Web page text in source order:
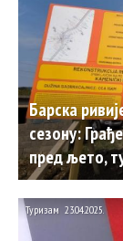
Барска
сезону:
пред љето,
Туризам 23.04.2025.